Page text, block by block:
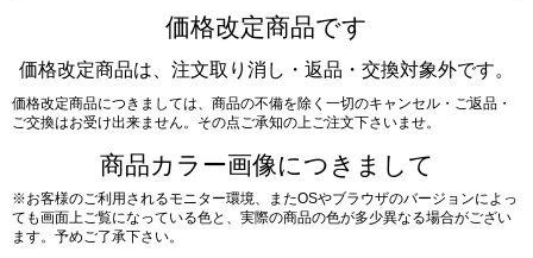
価格改定商品です
価格改定商品は、注文取り消し・返品・交換対象外です。
価格改定商品につきましては、商品の不備を除く一切のキャンセル・ご返品・
ご交換はお受け出来ません。その点ご承知の上ご注文下さいませ。
商品カラー画像につきまして
※お客様のご利用されるモニター環境、またOSやブラウザのバージョンによっ
ても画面上ご覧になっている色と、実際の商品の色が多少異なる場合がござい
ます。予めご了承下さい。